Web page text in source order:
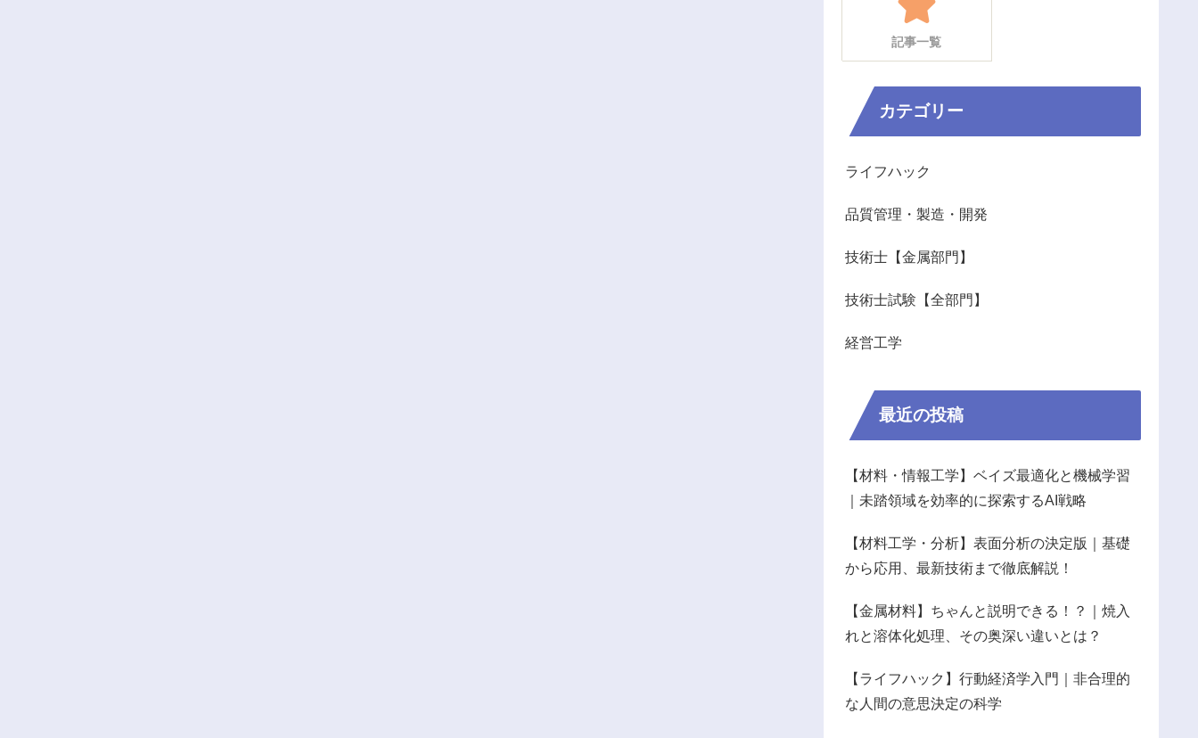
記事一覧
カテゴリー
ライフハック
品質管理・製造・開発
技術士【金属部門】
技術士試験【全部門】
経営工学
最近の投稿
【材料・情報工学】ベイズ最適化と機械学習
｜未踏領域を効率的に探索するAI戦略
【材料工学・分析】表面分析の決定版｜基礎
から応用、最新技術まで徹底解説！
【金属材料】ちゃんと説明できる！？｜焼入
れと溶体化処理、その奥深い違いとは？
【ライフハック】行動経済学入門｜非合理的
な人間の意思決定の科学